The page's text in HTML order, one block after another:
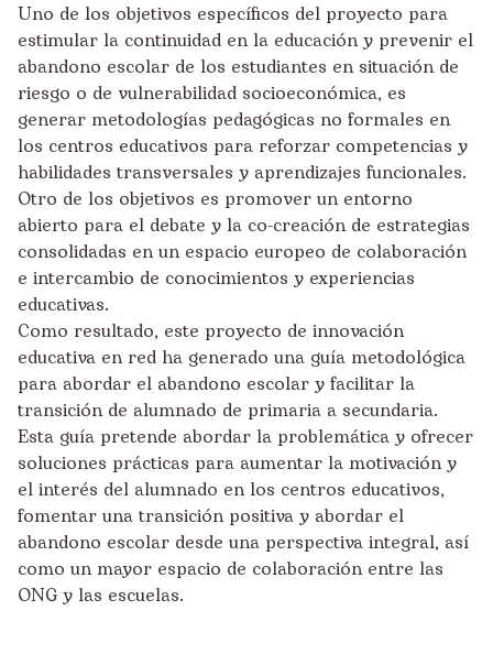
Uno de los objetivos específicos del proyecto para
estimular la continuidad en la educación y prevenir el
abandono escolar de los estudiantes en situación de
riesgo o de vulnerabilidad socioeconómica, es
generar metodologías pedagógicas no formales en
los centros educativos para reforzar competencias y
habilidades transversales y aprendizajes funcionales.
Otro de los objetivos es promover un entorno
abierto para el debate y la co-creación de estrategias
consolidadas en un espacio europeo de colaboración
e intercambio de conocimientos y experiencias
educativas.
Como resultado, este proyecto de innovación
educativa en red ha generado una guía metodológica
para abordar el abandono escolar y facilitar la
transición de alumnado de primaria a secundaria.
Esta guía pretende abordar la problemática y ofrecer
soluciones prácticas para aumentar la motivación y
el interés del alumnado en los centros educativos,
fomentar una transición positiva y abordar el
abandono escolar desde una perspectiva integral, así
como un mayor espacio de colaboración entre las
ONG y las escuelas.